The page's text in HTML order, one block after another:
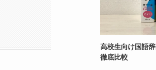
高校生向け国語
徹底比較